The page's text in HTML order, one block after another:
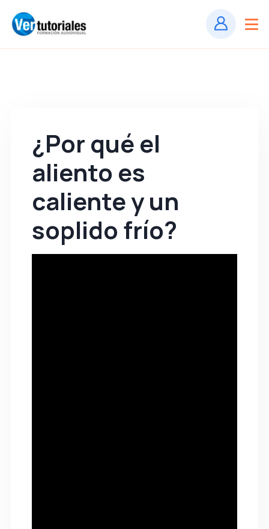
¿Por qué el
aliento es
caliente y un
soplido frío?